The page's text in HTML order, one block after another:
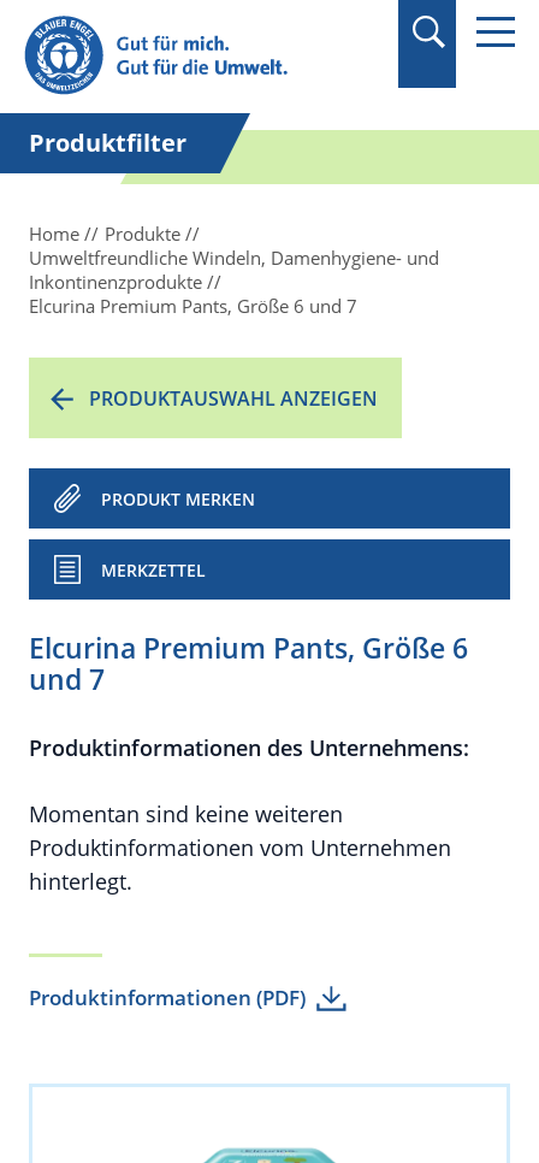
Suchbegriff in
Anführungszeichen
setzen.
Produktfilter
Home
Produkte
Umweltfreundliche Windeln, Damenhygiene- und
Inkontinenzprodukte
Elcurina Premium Pants, Größe 6 und 7
PRODUKTAUSWAHL ANZEIGEN
PRODUKT MERKEN
MERKZETTEL
Elcurina Premium Pants, Größe 6
und 7
Produktinformationen des Unternehmens:
Momentan sind keine weiteren
Produktinformationen vom Unternehmen
hinterlegt.
Produktinformationen (PDF)